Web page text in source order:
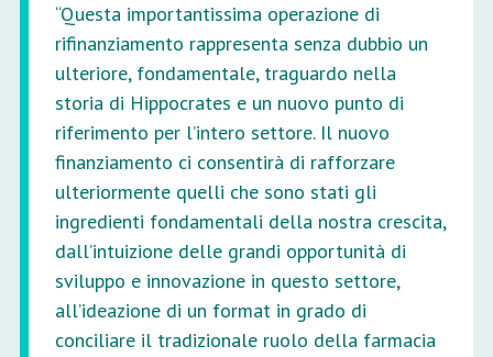
“Questa importantissima operazione di
rifinanziamento rappresenta senza dubbio un
ulteriore, fondamentale, traguardo nella
storia di Hippocrates e un nuovo punto di
riferimento per l’intero settore. Il nuovo
finanziamento ci consentirà di rafforzare
ulteriormente quelli che sono stati gli
ingredienti fondamentali della nostra crescita,
dall’intuizione delle grandi opportunità di
sviluppo e innovazione in questo settore,
all’ideazione di un format in grado di
conciliare il tradizionale ruolo della farmacia